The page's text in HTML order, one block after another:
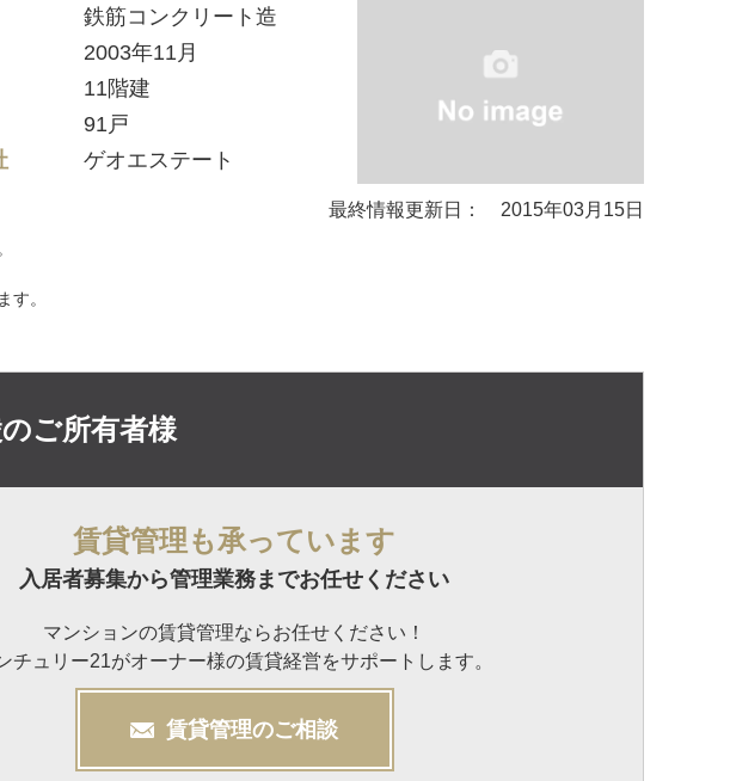
鉄筋コンクリート造
2003年11月
11階建
91戸
ゲオエステート
最終情報更新日： 2015年03月15日
す。
ご所有者様
賃貸管理も承っています
入居者募集から管理業務までお任せください
マンションの賃貸管理ならお任せください！
チュリー21がオーナー様の賃貸経営をサポートします。
賃貸管理のご相談